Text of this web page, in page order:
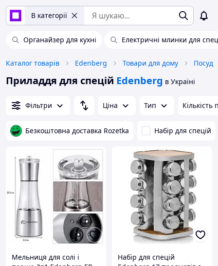
В категорії
Органайзер для кухні Електричні млинки для
Каталог товарів Edenberg Товари для дому Посуд
Приладдя для спецій Edenberg в Україні
Фільтри Ціна Тип Кількість
Безкоштовна доставка Rozetka Набір для спецій
Мельниця для солі і Набір для спецій